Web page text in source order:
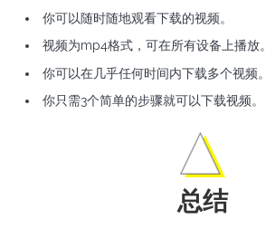
你可以随时随地观看下载的视频。
视频为mp4格式，可在所有设备上播放。
你可以在几乎任何时间内下载多个视频。
你只需3个简单的步骤就可以下载视频。
总结